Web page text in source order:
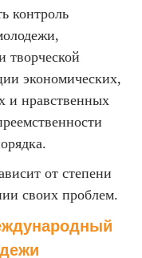
контроль
творческой
экономических,
и нравственных
от степени
своих проблем.